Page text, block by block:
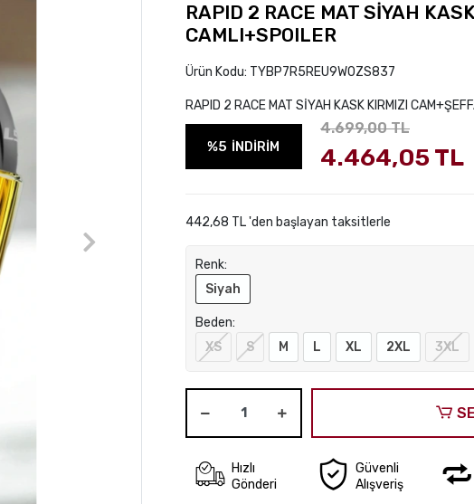
RAPID 2 RACE MAT SİYAH
CAMLI+SPOILER
Ürün Kodu: TYBP7R5REU9W0ZS837
RAPID 2 RACE MAT SİYAH KASK KIRMIZI
%5 İNDİRİM
4.699,00 TL
4.464,05 TL
442,68 TL 'den başlayan taksitlerle
Renk:
Siyah
Beden:
XS
S M L XL 2XL 3XL
Hızlı
Gönderi
Güvenli
Alışveriş